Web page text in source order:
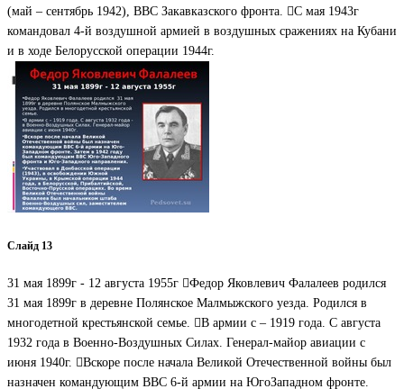
(май – сентябрь 1942), ВВС Закавказского фронта. С мая 1943г
командовал 4-й воздушной армией в воздушных сражениях на Кубани
и в ходе Белорусской операции 1944г.
Слайд 13
31 мая 1899г - 12 августа 1955г Федор Яковлевич Фалалеев родился
31 мая 1899г в деревне Полянское Малмыжского уезда. Родился в
многодетной крестьянской семье. В армии с – 1919 года. С августа
1932 года в Военно-Воздушных Силах. Генерал-майор авиации с
июня 1940г. Вскоре после начала Великой Отечественной войны был
назначен командующим ВВС 6-й армии на ЮгоЗападном фронте.